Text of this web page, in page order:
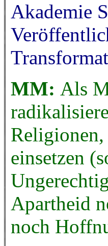
Akademie
MM: Als
einsetzen
Apartheid
noch